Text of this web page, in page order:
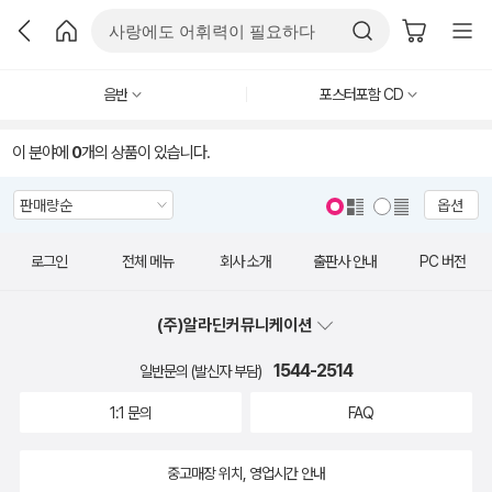
음반 포스터포함 CD
이 분야에 0개의 상품이 있습니다.
옵션
로그인 전체 메뉴 회사 소개 출판사 안내 PC 버전
(주)알라딘커뮤니케이션
일반문의 (발신자 부담) 1544-2514
1:1 문의 FAQ
중고매장 위치, 영업시간 안내